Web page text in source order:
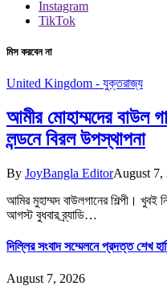
Instagram
TikTok
মিস করবেন না
United Kingdom - যুক্তরাজ্য
আমীর মোহাম্মদের বাউল
লন্ডনে বিরল উপস্থাপনা
By JoyBangla EditorAugust 7,
আমির মুহাম্মদ বাউলগানের শিল্পী।
আগস্ট বুধবার ব্র্যাডি…
দিল্লির সংবাদ সম্মেলনে প্রদত্ত শেখ
August 7, 2026